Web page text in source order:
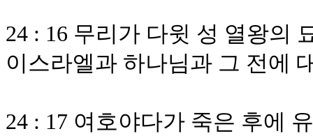
24 : 16 무리가 다윗 성 열왕의
이스라엘과 하나님과 그 전에
24 : 17 여호야다가 죽은 후에